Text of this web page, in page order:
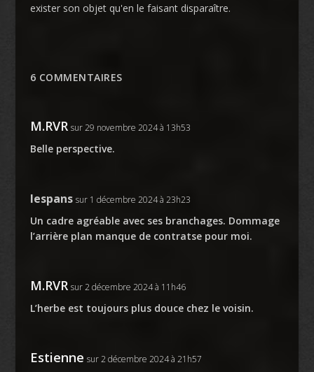
exister son objet qu'en le faisant disparaître.
6 COMMENTAIRES
M.RVR sur 29 novembre 2024 à 13h53
Belle perspective.
lespans sur 1 décembre 2024 à 23h23
Un cadre agréable avec ses branchages. Dommage
l’arrière plan manque de contratse pour moi.
M.RVR sur 2 décembre 2024 à 11h46
L’herbe est toujours plus douce chez le voisin.
Estienne sur 2 décembre 2024 à 21h57